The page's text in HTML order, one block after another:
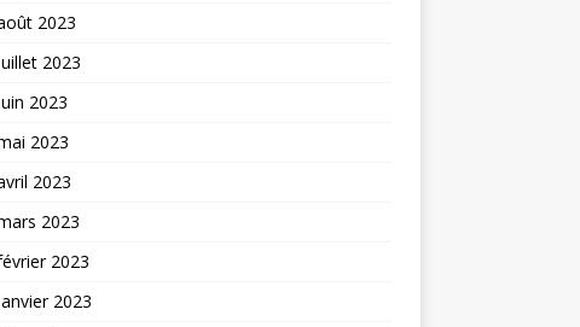
2023
2023
2023
2023
2023
2023
2023
2023